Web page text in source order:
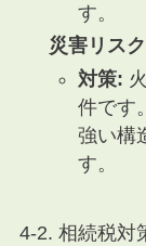
す。
災害リス
対策:
件です
強い構
す。
4-2. 相続税対